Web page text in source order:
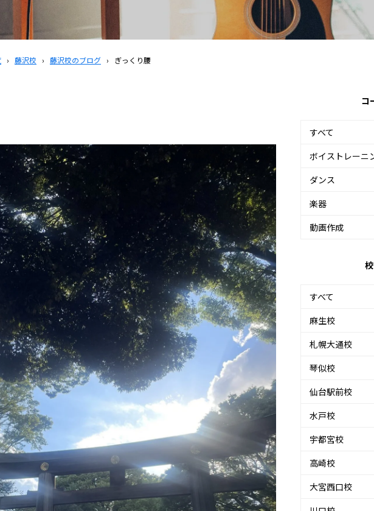
› 藤沢校 › 藤沢校のブログ › ぎっくり腰
コ
すべて
ボイストレーニ
ダンス
楽器
動画作成
すべて
麻生校
札幌大通校
琴似校
仙台駅前校
水戸校
宇都宮校
高崎校
大宮西口校